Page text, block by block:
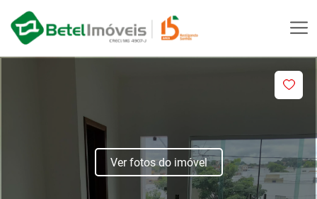
Ver fotos do imóvel